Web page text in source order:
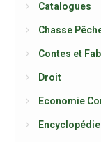
Catalogues
Chasse
Contes et
Droit
Economie
Encyclopédie